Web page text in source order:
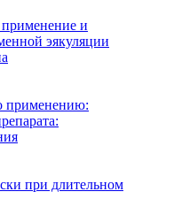
и
эякуляции
применению:
при длительном